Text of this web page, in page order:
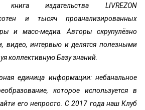
книга издательства LIVREZON
и тысяч проанализированных
и масс-медиа. Авторы скрупулёзно
видео, интервью и делятся полезными
коллективную Базу знаний.
единица информации: небанальное
которое используется в
его непросто. С 2017 года наш Клуб